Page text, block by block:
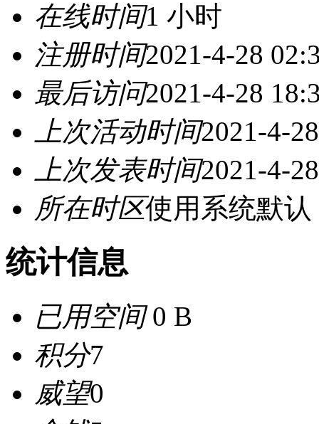
在线时间1 小时
注册时间2021-4-28
最后访问2021-4-28
上次活动时间2021-4-
上次发表时间2021-4-
所在时区使用系统默认
统计信息
已用空间0 B
积分7
威望0